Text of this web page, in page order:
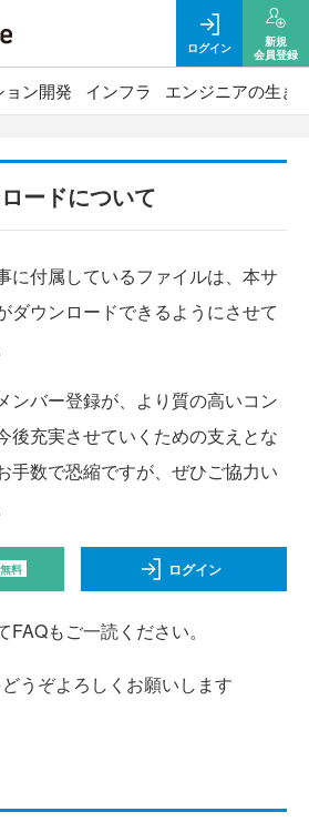
ログイン
新規
会員登録
ョン開発 インフラ エンジニアの生き
ードについて
に付属しているファイルは、本サ
ダウンロードできるようにさせて
ンバー登録が、より質の高いコン
後充実させていくための支えとな
手数で恐縮ですが、ぜひご協力い
無料 ログイン
もご一読ください。
うぞよろしくお願いします